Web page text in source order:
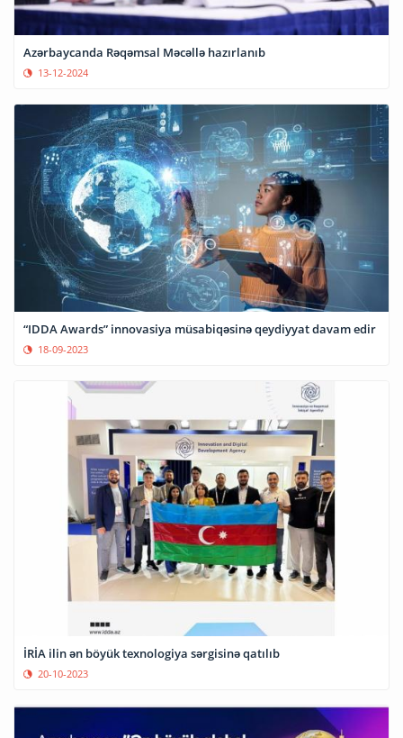
Azərbaycanda Rəqəmsal Məcəllə hazırlanıb
13-12-2024
“IDDA Awards” innovasiya müsabiqəsinə qeydiyyat davam edir
18-09-2023
İRİA ilin ən böyük texnologiya sərgisinə qatılıb
20-10-2023